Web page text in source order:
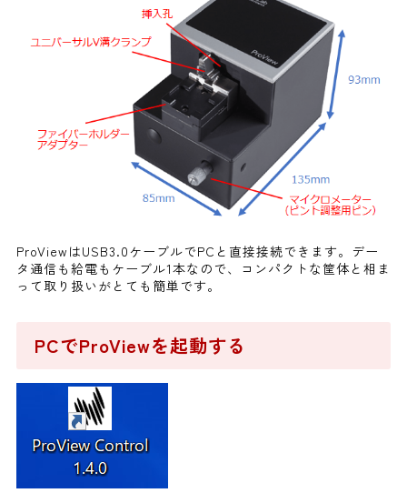
ProViewはUSB3.0ケーブルでPCと直接接続できます。デー
タ通信も給電もケーブル1本なので、コンパクトな筐体と相ま
って取り扱いがとても簡単です。
PCでProViewを起動する